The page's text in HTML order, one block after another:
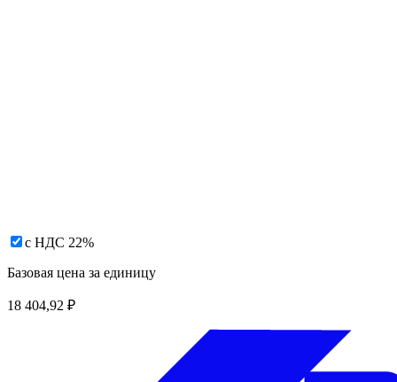
с НДС 22%
Базовая цена за единицу
18 404,92 ₽